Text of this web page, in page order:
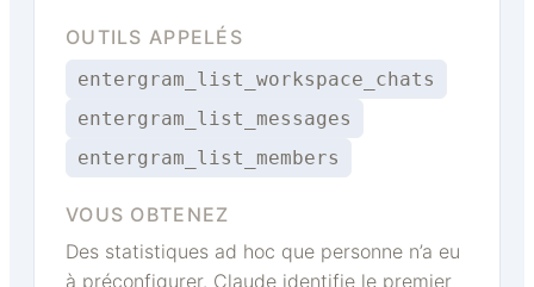
OUTILS APPELÉS
entergram_list_workspace_chats
entergram_list_messages
entergram_list_members
VOUS OBTENEZ
Des statistiques ad hoc que personne n’a eu
à préconfigurer. Claude identifie le premier